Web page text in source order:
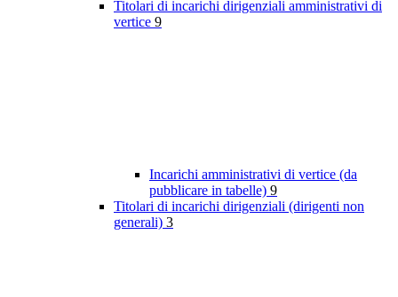
Titolari di incarichi dirigenziali amministrativi di
vertice 9
Incarichi amministrativi di vertice (da
pubblicare in tabelle) 9
Titolari di incarichi dirigenziali (dirigenti non
generali) 3